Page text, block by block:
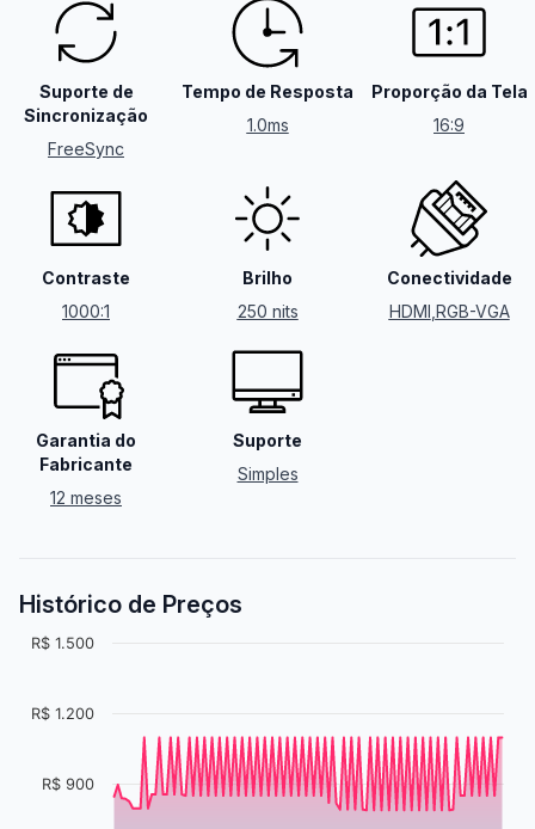
Suporte de
Sincronização
FreeSync
Tempo de Resposta
1.0ms
Proporção da Tela
16:9
Contraste
1000:1
Brilho
250 nits
Conectividade
HDMI RGB-VGA
Garantia do
Fabricante
12 meses
Suporte
Simples
Histórico de Preços
R$ 900
R$ 1.200
R$ 1.500